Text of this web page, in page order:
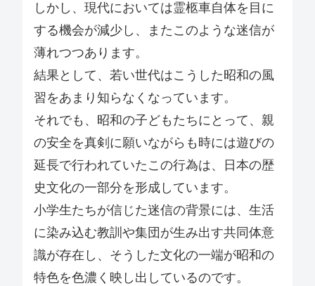
しかし、現代においては霊柩車自体を目に
する機会が減少し、またこのような迷信が
薄れつつあります。
結果として、若い世代はこうした昭和の風
習をあまり知らなくなっています。
それでも、昭和の子どもたちにとって、親
の安全を真剣に願いながらも時には遊びの
延長で行われていたこの行為は、日本の歴
史文化の一部分を形成しています。
小学生たちが信じた迷信の背景には、生活
に染み込む教訓や集団が生み出す共同体意
識が存在し、そうした文化の一端が昭和の
特色を色濃く映し出しているのです。